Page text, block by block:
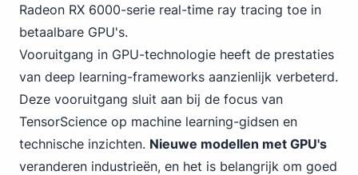
Radeon RX 6000-serie real-time ray tracing toe in
betaalbare GPU's.
Vooruitgang in GPU-technologie heeft de prestaties
van deep learning-frameworks aanzienlijk verbeterd.
Deze vooruitgang sluit aan bij de focus van
TensorScience op machine learning-gidsen en
technische inzichten. Nieuwe modellen met GPU's
veranderen industrieën, en het is belangrijk om goed